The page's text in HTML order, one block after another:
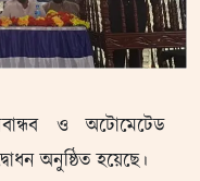
ও অটোমেটেড
অনুষ্ঠিত হয়েছে।